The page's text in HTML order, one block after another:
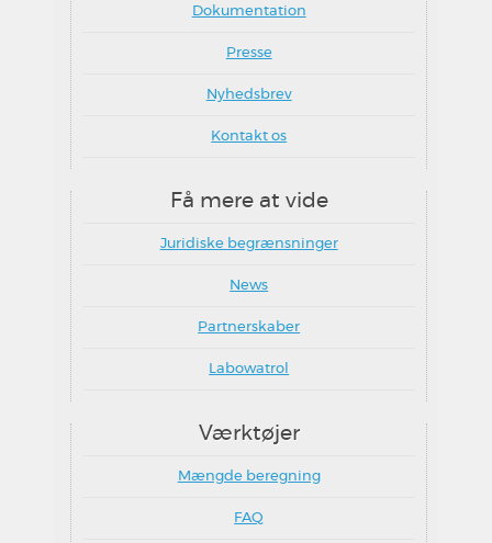
Dokumentation
Presse
Nyhedsbrev
Kontakt os
Få mere at vide
Juridiske begrænsninger
News
Partnerskaber
Labowatrol
Værktøjer
Mængde beregning
FAQ